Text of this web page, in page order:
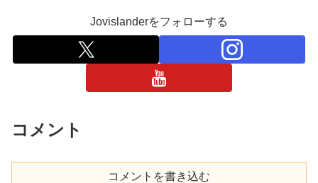
Jovislanderをフォローする
コメント
コメントを書き込む